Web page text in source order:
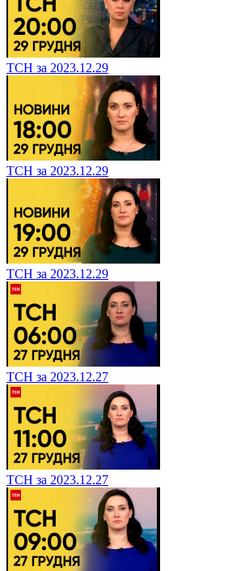
ТСН за 2023.12.29
ТСН за 2023.12.29
ТСН за 2023.12.29
ТСН за 2023.12.27
ТСН за 2023.12.27